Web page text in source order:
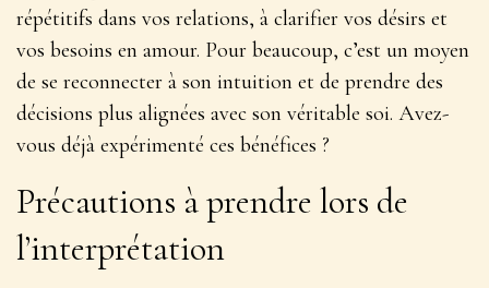
répétitifs dans vos relations, à clarifier vos désirs et
vos besoins en amour. Pour beaucoup, c’est un moyen
de se reconnecter à son intuition et de prendre des
décisions plus alignées avec son véritable soi. Avez-
vous déjà expérimenté ces bénéfices ?
Précautions à prendre lors de
l’interprétation